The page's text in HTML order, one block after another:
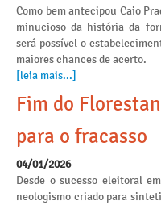
Como bem antecipou Caio
minucioso da história da
será possível o
maiores chances de acerto.
[leia mais...]
Fim do
para o fracasso
04/01/2026
Desde o sucesso eleitoral
neologismo criado para